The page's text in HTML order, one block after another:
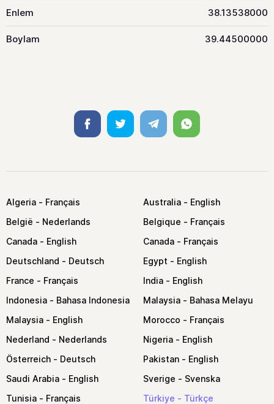
Enlem 38.13538000
Boylam 39.44500000
FacebookTwitter TelegramWhatsapp
Algeria
Australia
België
Belgique
Canada
Canada
Deutschland
Egypt
France
India
Indonesia
Malaysia
Malaysia
Morocco
Nederland
Nigeria
Österreich
Pakistan
Saudi Arabia
Sverige
Tunisia
Türkiye